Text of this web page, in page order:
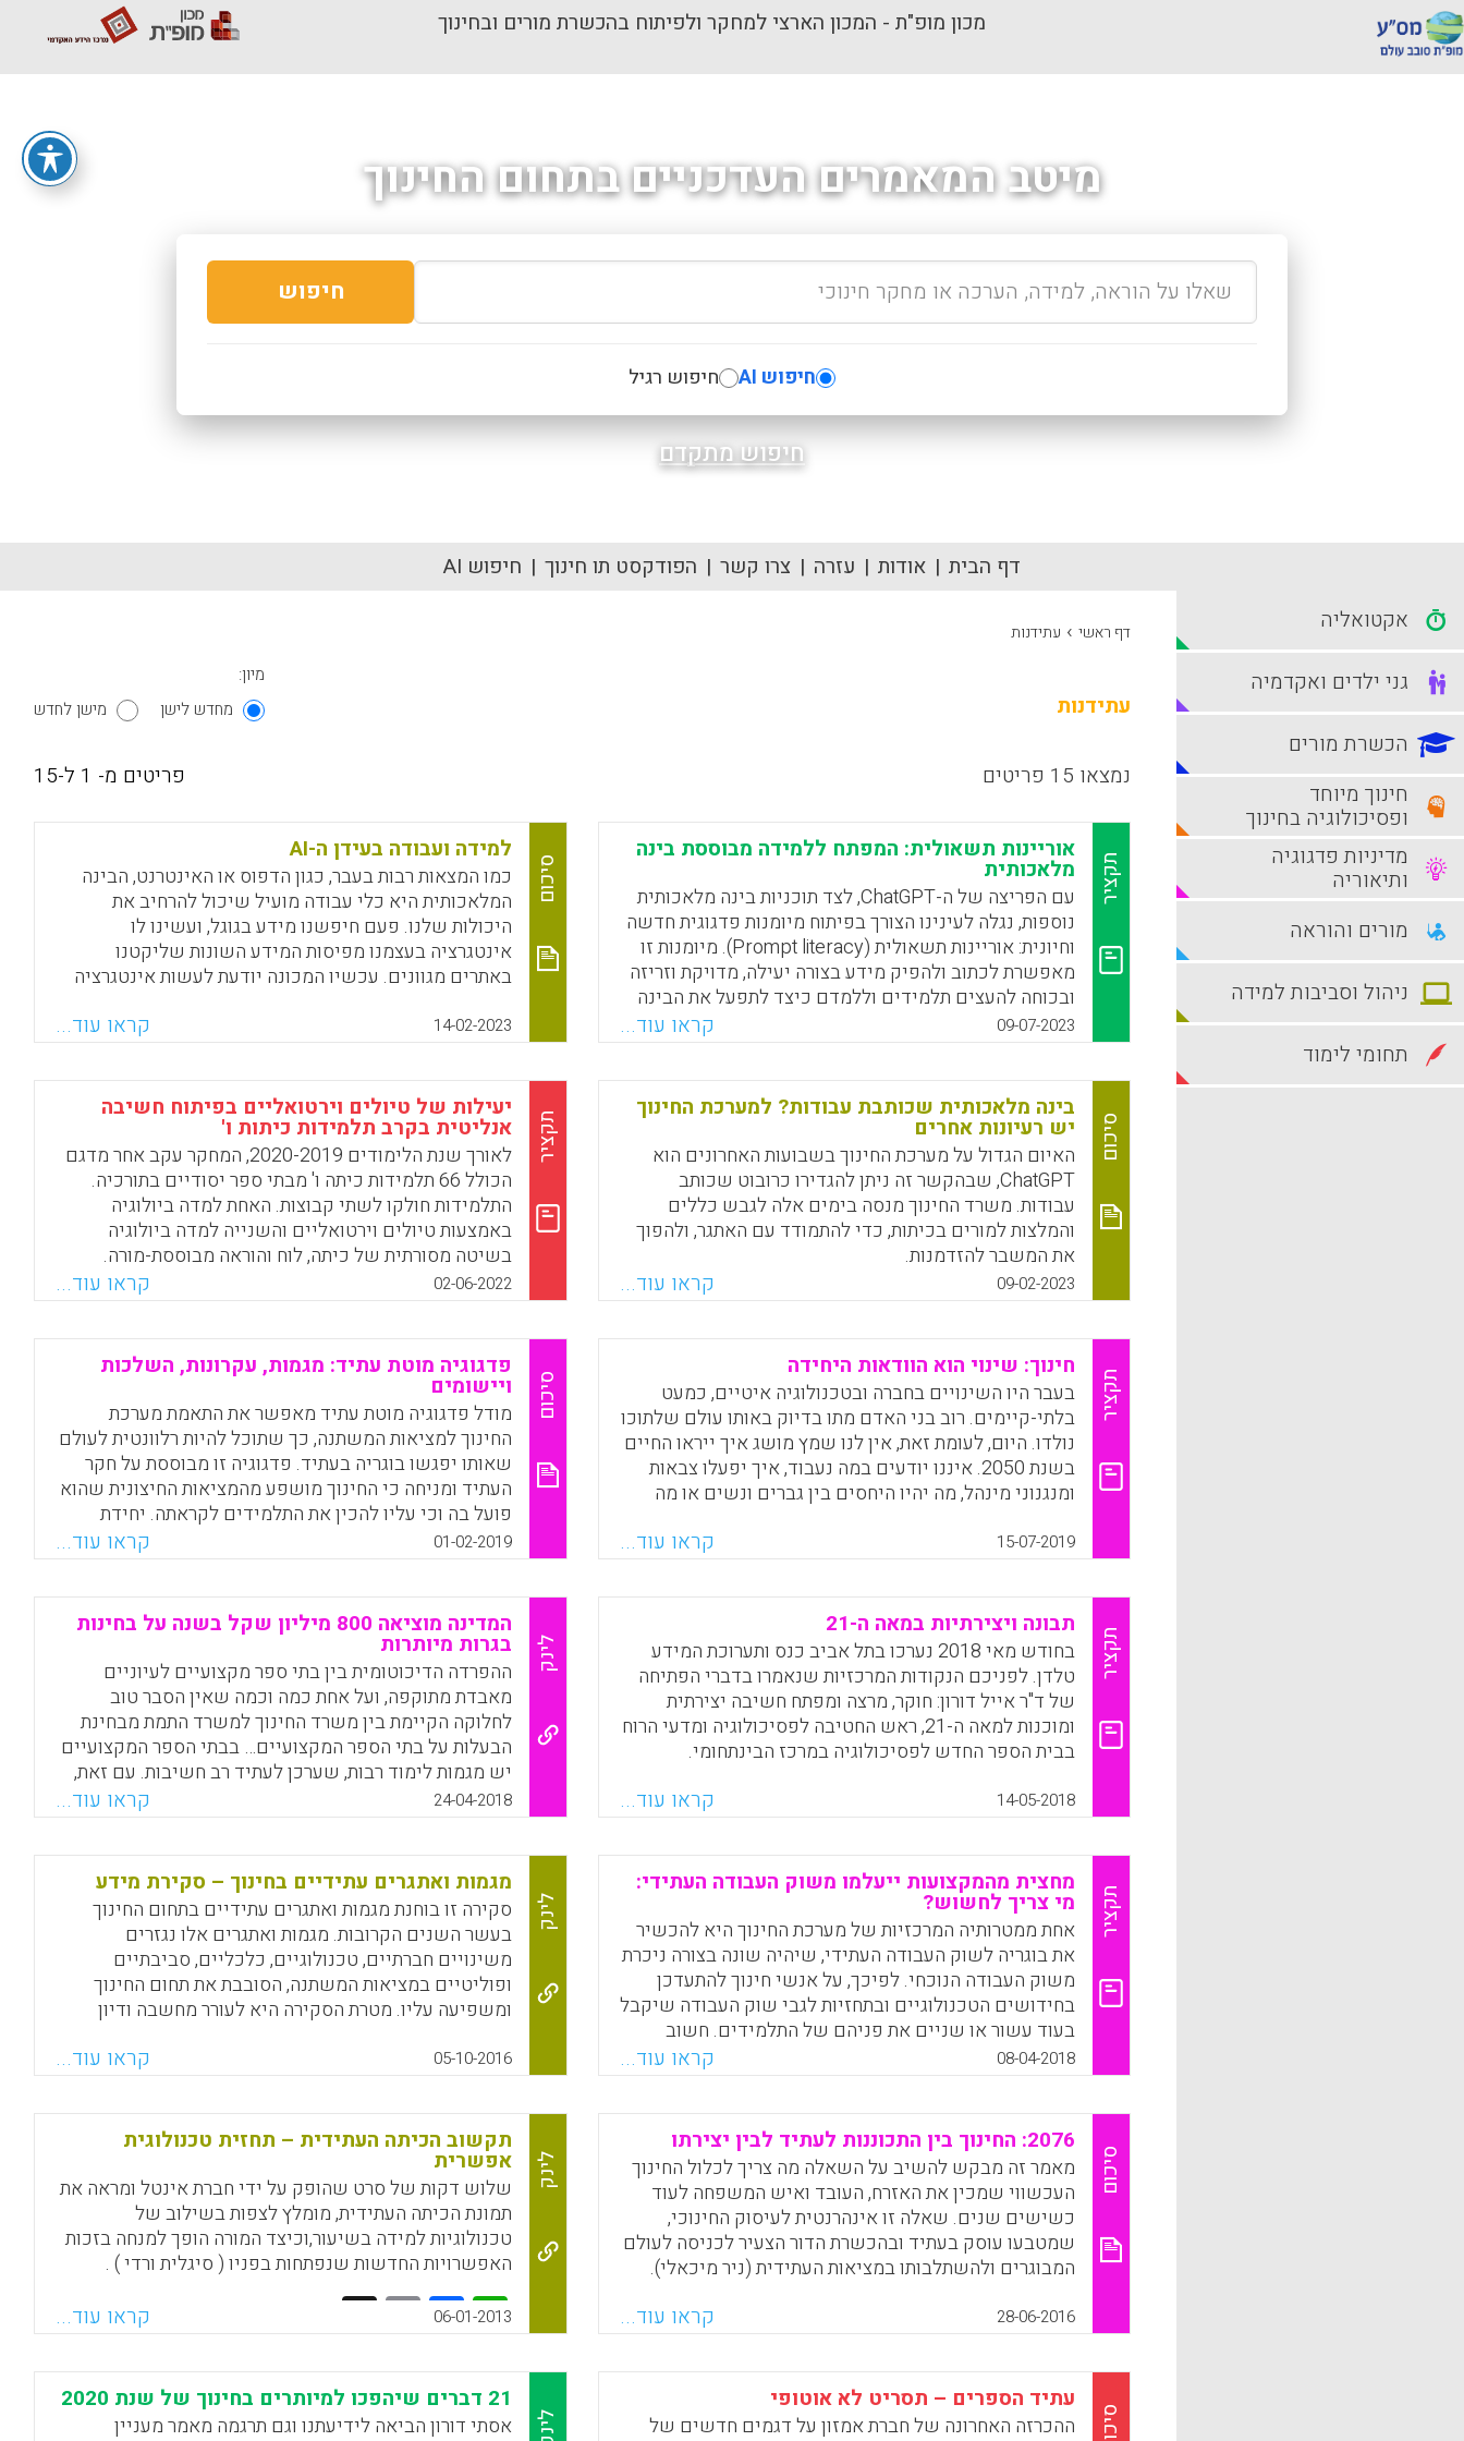
מכון מופ"ת - המכון הארצי למחקר ולפיתוח בהכשרת מורים ובחינוך
מיטב המאמרים העדכניים בתחום החינוך
חיפוש
חיפוש AI חיפוש רגיל
חיפוש מתקדם
דף הבית אודות עזרה צרו קשר הפודקסט תו חינוך חיפוש AI
דף ראשי › עתידנות
עתידנות
מיון:
מחדש לישן
מישן לחדש
נמצאו 15 פריטים פריטים מ- 1 ל-15
תקציר
אוריינות תשאולית: המפתח ללמידה מבוססת בינה
מלאכותית
עם הפריצה של ה-ChatGPT, לצד תוכניות בינה מלאכותית
נוספות, נגלה לעינינו הצורך בפיתוח מיומנות פדגוגית חדשה
וחיונית: אוריינות תשאולית (Prompt literacy). מיומנות זו
מאפשרת לכתוב ולהפיק מידע בצורה יעילה, מדויקת וזריזה
ובכוחה להעצים תלמידים וללמדם כיצד לתפעל את הבינה
המלאכותית, במקום להיות מונעים על ידה. מאמר זה מדווח
על מודל CAST שמטרתו היא לסייע למורים ולמחנכים
להתנסות בהוראה מבוססת בינה מלאכותית.
WhatsApp
Facebook
Email
X
09-07-2023 קראו עוד...
סיכום
למידה ועבודה בעידן ה-AI
כמו המצאות רבות בעבר, כגון הדפוס או האינטרנט, הבינה
המלאכותית היא כלי עבודה מועיל שיכול להרחיב את
היכולות שלנו. פעם חיפשנו מידע בגוגל, ועשינו לו
אינטגרציה בעצמנו מפיסות המידע השונות שליקטנו
באתרים מגוונים. עכשיו המכונה יודעת לעשות אינטגרציה
לקצר באופן דרמטי את זמני העבודה שלנו. האינטגרציה
מתבצעת בצורה גנרטיבית, חדשה – התוצר של המכונה הוא
טקסט חדש, לכן אי אפשר לתפוס את מי שמשתמש בה
בהעתקה.
WhatsApp
Facebook
Email
X
14-02-2023 קראו עוד...
סיכום
בינה מלאכותית שכותבת עבודות? למערכת החינוך
יש רעיונות אחרים
האיום הגדול על מערכת החינוך בשבועות האחרונים הוא
ChatGPT, שבהקשר זה ניתן להגדירו כרובוט שכותב
עבודות. משרד החינוך מנסה בימים אלה לגבש כללים
והמלצות למורים בכיתות, כדי להתמודד עם האתגר, ולהפוך
את המשבר להזדמנות.
WhatsApp
Facebook
Email
X 09-02-2023 קראו עוד...
תקציר
יעילות של טיולים וירטואליים בפיתוח חשיבה
אנליטית בקרב תלמידות כיתות ו'
לאורך שנת הלימודים 2020-2019, המחקר עקב אחר מדגם
הכולל 66 תלמידות כיתה ו' מבתי ספר יסודיים בתורכיה.
התלמידות חולקו לשתי קבוצות. האחת למדה ביולוגיה
באמצעות טיולים וירטואליים והשנייה למדה ביולוגיה
בשיטה מסורתית של כיתה, לוח והוראה מבוססת-מורה.
המחקר מצביע על יתרון ניכר ביעילותה של הוראה באמצעים
וירטואליים בהשוואה להוראה המסורתית. בכוחה של החוויה
הווירטואלית להעצים את מיומנויות החשיבה האנליטית של
הלומדים, לחשוף אותם ליישומים טכנולוגיים מתקדמים
ולספק לתלמידים הזדמנות לתרגל ולחוות מדע באמצעות
צפייה, הסקה, העלאת השערות וניסוי.
WhatsApp
Facebook
Email
X
02-06-2022 קראו עוד...
תקציר
חינוך: שינוי הוא הוודאות היחידה
בעבר היו השינויים בחברה ובטכנולוגיה איטיים, כמעט
בלתי-קיימים. רוב בני האדם מתו בדיוק באותו עולם שלתוכו
נולדו. היום, לעומת זאת, אין לנו שמץ מושג איך ייראו החיים
בשנת 2050. איננו יודעים במה נעבוד, איך יפעלו צבאות
ומנגנוני מינהל, מה יהיו היחסים בין גברים ונשים או מה
דרסטיים הודות לביו-טכנולוגיה ובינה מלאכותית. לכן, חלק
ממה שילדינו לומדים כיום בבית הספר עלול להתגלות כלא
רלוונטי בעליל בשנת 2050. רוב בתי הספר עסוקים
בהאבסת תלמידים במידע. בעבר היה בזה היגיון, כי מידע
היה מצרך נדיר, אולם כיום המצב שונה – ואנו מוצפים
בכמויות אדירות של מידע נגיש וזמין ברשת ובמקומות
אחרים.
WhatsApp
Facebook
Email
X
15-07-2019 קראו עוד...
סיכום
פדגוגיה מוטת עתיד: מגמות, עקרונות, השלכות
ויישומים
מודל פדגוגיה מוטת עתיד מאפשר את התאמת מערכת
החינוך למציאות המשתנה, כך שתוכל להיות רלוונטית לעולם
שאותו יפגשו בוגריה בעתיד. פדגוגיה זו מבוססת על חקר
העתיד ומניחה כי החינוך מושפע מהמציאות החיצונית שהוא
פועל בה וכי עליו להכין את התלמידים לקראתה. יחידת
הפדגוגיה מוטת העתיד במשרד החינוך בנתה מודל שנשען
על זיהוי מגמות עתידיות המשפיעות על החינוך, הגדרת
אתגרים לחינוך וגיבוש המלצות ופרסמה אותו בספר בן 410
עמודים, הזמין גם ברשת. סיכום זה יציג את מגמות העתיד
החזויות, ואת ששת עקרונות הפעולה של מודל הפדגוגיה
מוטת העתיד, המייצגים את התחומים שבהם על מערכת
החינוך להתמקד כדי לשמור על רלוונטיות במציאות משתנה.
WhatsApp
Facebook
Email
X
01-02-2019 קראו עוד...
תקציר
תבונה ויצירתיות במאה ה-21
בחודש מאי 2018 נערכו בתל אביב כנס ותערוכת המידע
טלדן. לפניכם הנקודות המרכזיות שנאמרו בדברי הפתיחה
של ד"ר אייל דורון: חוקר, מרצה ומפתח חשיבה יצירתית
ומוכנות למאה ה-21, ראש החטיבה לפסיכולוגיה ומדעי הרוח
בבית הספר החדש לפסיכולוגיה במרכז הבינתחומי.
WhatsApp14-05-2018 קראו עוד...
לינק
המדינה מוציאה 800 מיליון שקל בשנה על בחינות
בגרות מיותרות
ההפרדה הדיכוטומית בין בתי ספר מקצועיים לעיוניים
מאבדת מתוקפה, ועל אחת כמה וכמה שאין הסבר טוב
לחלוקה הקיימת בין משרד החינוך למשרד התמת מבחינת
הבעלות על בתי הספר המקצועיים… בבתי הספר המקצועיים
יש מגמות לימוד רבות, שערכן לעתיד רב חשיבות. עם זאת,
אין סיבה ראויה לכך שמגמות אלה תחומות לקבוצה מוגדרת
של תלמידים; הן טובות לכולם. שני עניינים מגבילים את
היכולת של מערכת החינוך הפורמלי להציע זאת לכלל —
החלוקה לשני משרדי ממשלה ובחינות הבגרות".
WhatsApp
Facebook
Email
X
24-04-2018 קראו עוד...
תקציר
מחצית מהמקצועות ייעלמו משוק העבודה העתידי:
מי צריך לחשוש?
אחת ממטרותיה המרכזיות של מערכת החינוך היא להכשיר
את בוגריה לשוק העבודה העתידי, שיהיה שונה בצורה ניכרת
משוק העבודה הנוכחי. לפיכך, על אנשי חינוך להתעדכן
בחידושים הטכנולוגיים ובתחזיות לגבי שוק העבודה שיקבל
בעוד עשור או שניים את פניהם של התלמידים. חשוב
במיוחד לדעת אילו מקצועות עתידים כנראה להיעלם, ולאילו
מקצועות עתיד הביקוש לגבור – ולעצב את תכניות הלימודים
ואת מקצועות הלימוד בהתאם לתחזיות אלה.
WhatsApp
Facebook
Email
X
08-04-2018 קראו עוד...
לינק
מגמות ואתגרים עתידיים בחינוך – סקירת מידע
סקירה זו בוחנת מגמות ואתגרים עתידיים בתחום החינוך
בעשר השנים הקרובות. מגמות ואתגרים אלו נגזרים
משינויים חברתיים, טכנולוגיים, כלכליים, סביבתיים
ופוליטיים במציאות המשתנה, הסובבת את תחום החינוך
ומשפיעה עליו. מטרת הסקירה היא לעורר מחשבה ודיון
במערכת החינוך. הבנה של המגמות והאתגרים תסייע בגיבוש
כיווני מענה ופעולה ממוקדים ואפקטיביים בתחום החינוך,
שיקדמו את החינוך ואת החברה בישראל ויתאימו אותם
לצרכי המאה ה-21 (עמליה רן, דניאל שפרלינג).
WhatsApp
Facebook
Email
X
05-10-2016 קראו עוד...
סיכום
2076: החינוך בין התכוננות לעתיד לבין יצירתו
מאמר זה מבקש להשיב על השאלה מה צריך לכלול החינוך
העכשווי שמכין את האזרח, העובד ואיש המשפחה לעוד
כשישים שנים. שאלה זו אינהרנטית לעיסוק החינוכי,
שמטבעו עוסק בעתיד ובהכשרת הדור הצעיר לכניסה לעולם
המבוגרים ולהשתלבותו במציאות העתידית (ניר מיכאלי).
WhatsApp28-06-2016 קראו עוד...
לינק
תקשוב הכיתה העתידית – תחזית טכנולוגית
אפשרית
שלוש דקות של סרט שהופק על ידי חברת אינטל ומראה את
תמונת הכיתה העתידית, מומלץ לצפות בשילוב של
טכנולוגיות למידה בשיעור,וכיצד המורה הופך למנחה בזכות
האפשרויות החדשות שנפתחות בפניו ( סיגלית ורדי ) .
WhatsApp
Facebook
Email 06-01-2013 קראו עוד...
סיכום
עתיד הספרים – תסריט לא אוטופי
ההכרזה האחרונה של חברת אמזון על דגמים חדשים של
לינק
21 דברים שיהפכו למיותרים בחינוך של שנת 2020
אסתי דורון הביאה לידיעתנו וגם תרגמה מאמר מעניין
אקטואליה
גני ילדים ואקדמיה
הכשרת מורים
חינוך מיוחד
ופסיכולוגיה בחינוך
מדיניות פדגוגיה
ותיאוריה
מורים והוראה
ניהול וסביבות למידה
תחומי לימוד